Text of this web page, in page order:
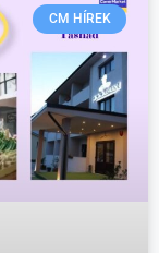
CM HÍREK